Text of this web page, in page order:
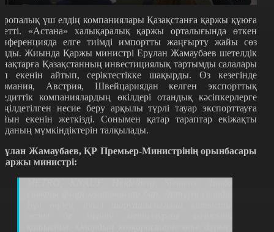
үш елдің компаниялары Қазақстанға қаржы құюға
«Астана» халықаралық қаржы орталығында өткен
елге тиімді импортты жаңғырту жайы сөз
Жиында Қаржы министрі Ерұлан Жамаубаев шетелдік
Қазақстанның инвестициялық тартымды салалары
екенін айтып, серіктестікке шақырды. Өз кезегінде
Австрия, Швейцариядан келген экспорттық
компаниялардың өкілдері отандық кәсіпкерлерге
несие беру арқылы түрлі тауар экспорттауға
екенін жеткізді. Сонымен қатар тараптар екіжақты
мүмкіндіктерін талқылады.
Жамаубаев, ҚР Премьер-Министрінің орынбасары
министрі: